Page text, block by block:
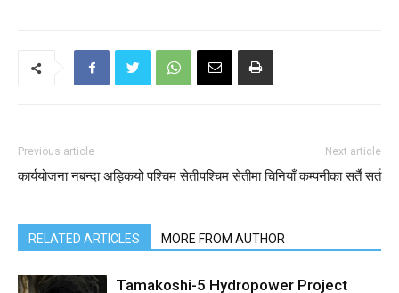
Previous article
कार्ययोजना नबन्दा अड्कियो पश्चिम सेती
Next article
पश्चिम सेतीमा चिनियाँ कम्पनीका सर्तै सर्त
RELATED ARTICLES MORE FROM AUTHOR
Tamakoshi-5 Hydropower Project